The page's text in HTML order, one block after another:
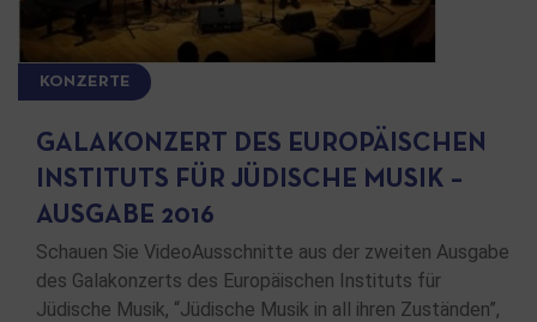
KONZERTE
GALAKONZERT DES EUROPÄISCHEN
INSTITUTS FÜR JÜDISCHE MUSIK –
AUSGABE 2016
Schauen Sie VideoAusschnitte aus der zweiten Ausgabe
des Galakonzerts des Europäischen Instituts für
Jüdische Musik, “Jüdische Musik in all ihren Zuständen”,